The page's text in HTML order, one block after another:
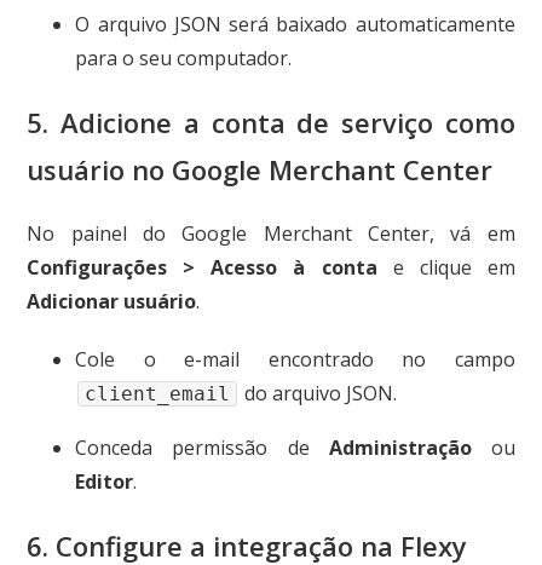
O arquivo JSON será baixado automaticamente
para o seu computador.
5. Adicione a conta de serviço como
usuário no Google Merchant Center
No painel do Google Merchant Center, vá em
Configurações > Acesso à conta e clique em
Adicionar usuário.
Cole o e-mail encontrado no campo
client_email do arquivo JSON.
Conceda permissão de Administraçãoou
Editor.
6. Configure a integração na Flexy